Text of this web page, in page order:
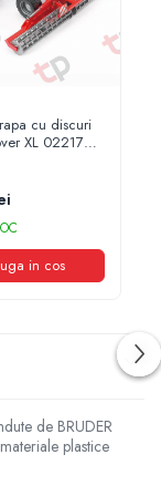
cu discuri
XL 02217
in cos
de BRUDER
plastice